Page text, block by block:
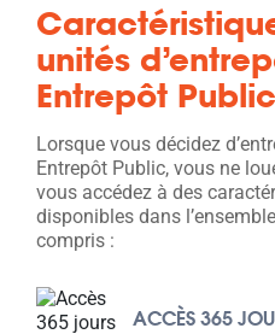
unités
Entrepôt
Lorsque vous décidez
Entrepôt Public, vous ne
vous accédez à des
disponibles dans
compris :
ACCÈS 365